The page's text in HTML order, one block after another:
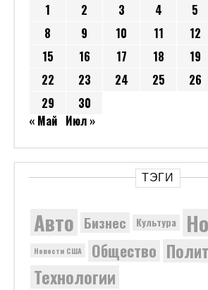
1 2 3 4 5
8
9 10 11 12
15
16 17 18 19
22
23 24 25 26
29
30
« Май Июл »
ТЭГИ
Авто Бизнес Культура
Новости США Общество
Технологии